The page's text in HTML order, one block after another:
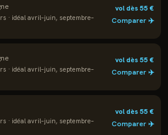
· idéal avril–juin, septembre–
vol dès55 €
Comparer ✈️
· idéal avril–juin, septembre–
vol dès55 €
Comparer ✈️
· idéal avril–juin, septembre–
vol dès55 €
Comparer ✈️